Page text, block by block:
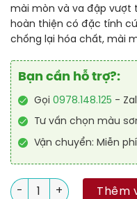
mài mòn và va đập vượt
hoàn thiện có đặc tính
chống lại hóa chất, mài
Bạn cần hỗ trợ?:
Gọi 0978.148.125 -
Tư vấn chọn màu
Vận chuyển: Miễn
Sơn sàn nhà để xe PU tự
Thêm